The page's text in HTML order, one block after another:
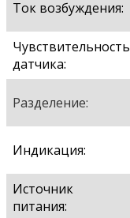
Ток возбуждения:
Чувствительность
датчика:
Разделение:
Индикация:
Источник
питания: